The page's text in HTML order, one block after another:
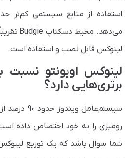
استفاده از منابع سیستمی‌ کم‌تر
می‌دهد. محیط دسکتاپ Budgie
لینوکس قابل نصب و استفاده است.
لینوکس اوبونتو نسبت
برتری‌هایی دارد؟
سیستم‌عامل
رومیزی را به خود اختصاص داده است.
شما سوال باشد که یک توزیع لینوکس